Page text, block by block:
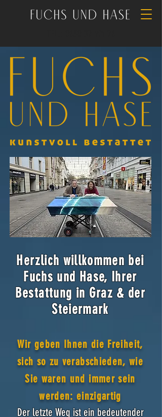
Herzlich willkommen bei
Fuchs und Hase, Ihrer
Bestattung in Graz & der
Steiermark
Wir geben Ihnen die Freiheit,
sich so zu verabschieden, wie
Sie waren und immer sein
werden: einzigartig
Der letzte Weg ist ein bedeutender